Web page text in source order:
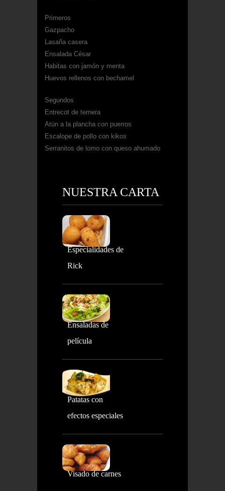
Primeros
Gazpacho
Lasaña casera
Ensalada César
Habitas con jamón y menta
Huevos rellenos con bechamel
Segundos
Entrecot de ternera
Atún a la plancha con puerros
Escalope de pollo con kikos
Serranitos de lomo con queso ahumado
NUESTRA CARTA
Especialidades de
Rick
Ensaladas de
película
Patatas con
efectos especiales
Visado de carnes